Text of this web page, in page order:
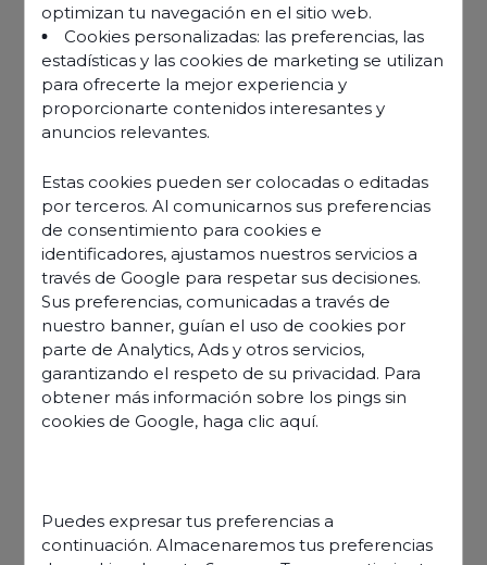
optimizan tu navegación en el sitio web.
Cookies personalizadas: las preferencias, las
estadísticas y las cookies de marketing se utilizan
para ofrecerte la mejor experiencia y
proporcionarte contenidos interesantes y
anuncios relevantes.
Estas cookies pueden ser colocadas o editadas
por terceros. Al comunicarnos sus preferencias
de consentimiento para cookies e
identificadores, ajustamos nuestros servicios a
través de Google para respetar sus decisiones.
Sus preferencias, comunicadas a través de
nuestro banner, guían el uso de cookies por
parte de Analytics, Ads y otros servicios,
garantizando el respeto de su privacidad. Para
obtener más información sobre los pings sin
cookies de Google, haga clic aquí.
Puedes expresar tus preferencias a
continuación. Almacenaremos tus preferencias
13 junio 2024